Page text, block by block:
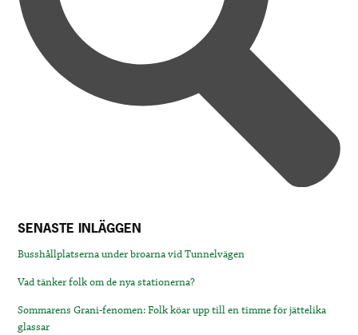
SENASTE INLÄGGEN
Busshållplatserna under broarna vid Tunnelvägen
Vad tänker folk om de nya stationerna?
Sommarens Grani-fenomen: Folk köar upp till en timme för jättelika
glassar